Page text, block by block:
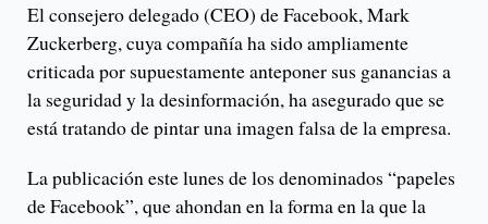
El consejero delegado (CEO) de Facebook, Mark
Zuckerberg, cuya compañía ha sido ampliamente
criticada por supuestamente anteponer sus ganancias a
la seguridad y la desinformación, ha asegurado que se
está tratando de pintar una imagen falsa de la empresa.
La publicación este lunes de los denominados “papeles
de Facebook”, que ahondan en la forma en la que la